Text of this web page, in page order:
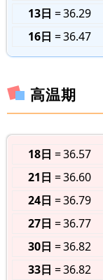
13日
36.29
16日
36.47
高温期
18日 36.57
21日
36.60
24日
36.79
27日
36.77
30日
36.82
33日
36.82